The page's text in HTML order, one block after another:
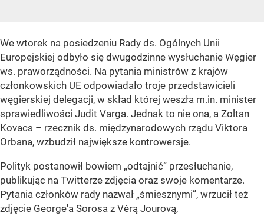
We wtorek na posiedzeniu Rady ds. Ogólnych Unii
Europejskiej odbyło się dwugodzinne wysłuchanie Węgier
ws. praworządności. Na pytania ministrów z krajów
członkowskich UE odpowiadało troje przedstawicieli
węgierskiej delegacji, w skład której weszła m.in. minister
sprawiedliwości Judit Varga. Jednak to nie ona, a Zoltan
Kovacs – rzecznik ds. międzynarodowych rządu Viktora
Orbana, wzbudził największe kontrowersje.
Polityk postanowił bowiem „odtajnić” przesłuchanie,
publikując na Twitterze zdjęcia oraz swoje komentarze.
Pytania członków rady nazwał „śmiesznymi”, wrzucił też
zdjęcie George'a Sorosa z Věrą Jourovą,